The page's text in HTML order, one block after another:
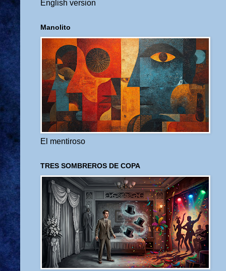
English version
Manolito
El mentiroso
TRES SOMBREROS DE COPA